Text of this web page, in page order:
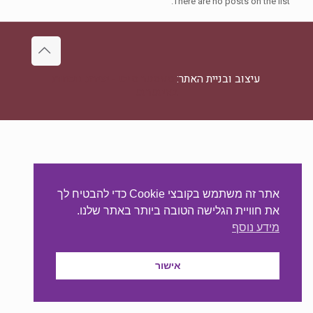
עיצוב ובניית האתר:
אתר זה משתמש בקובצי Cookie כדי להבטיח לך
את חוויית הגלישה הטובה ביותר באתר שלנו.
מידע נוסף
אישור